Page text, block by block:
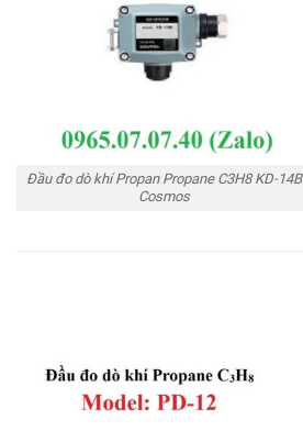
Đầu đo dò khí Propan Propane C3H8 KD-14B
Cosmos